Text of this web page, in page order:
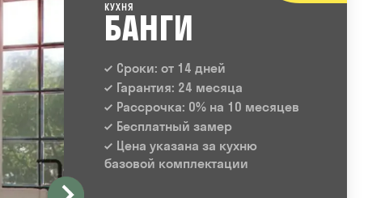
КУХНЯ
БАНГИ
Сроки: от 14 дней
Гарантия: 24 месяца
Рассрочка: 0% на 10 месяцев
Бесплатный замер
Цена указана за кухню
базовой комплектации